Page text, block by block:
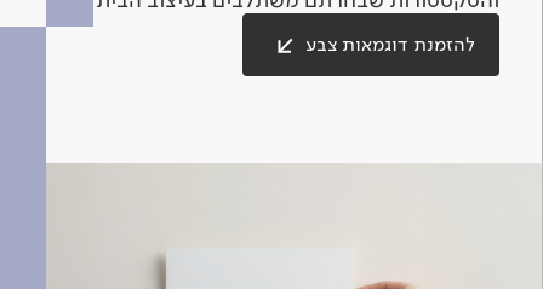
להזמנת דוגמאות צבע